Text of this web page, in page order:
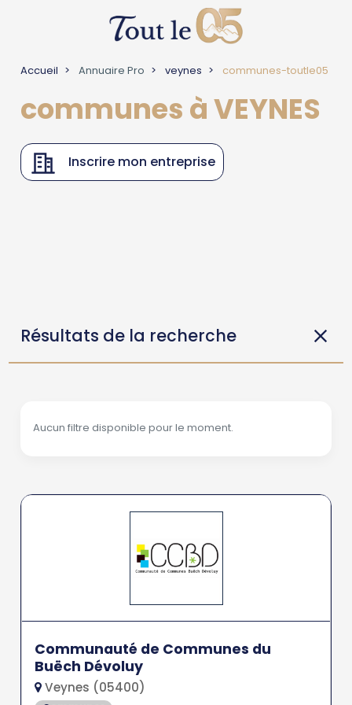
Accueil Annuaire Pro veynes communes-toutle05
communes à VEYNES
Inscrire mon entreprise
Résultats de la recherche
Aucun filtre disponible pour le moment.
Communauté de Communes du
Buëch Dévoluy
Veynes (05400)